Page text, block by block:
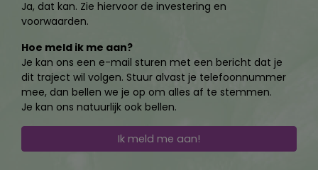
Ja, dat kan. Zie hiervoor de investering en
voorwaarden.
Hoe meld ik me aan?
Je kan ons een e-mail sturen met een bericht dat je
dit traject wil volgen. Stuur alvast je telefoonnummer
mee, dan bellen we je op om alles af te stemmen.
Je kan ons natuurlijk ook bellen.
Ik meld me aan!